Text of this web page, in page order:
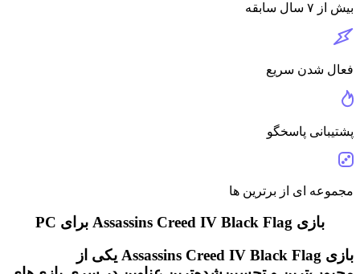
بیش از ۷ سال سابقه
فعال شدن سریع
پشتیبانی پاسخگو
مجموعه ای از برترین ها
بازی Assassins Creed IV Black Flag برای PC
بازی Assassins Creed IV Black Flag یکی از